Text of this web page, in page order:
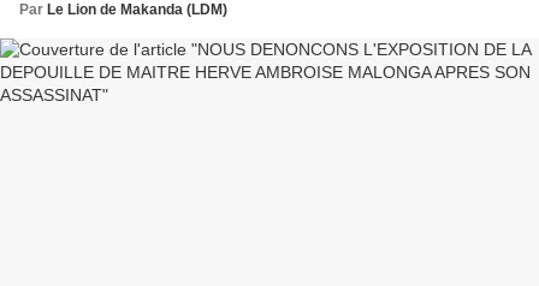
Par Le Lion de Makanda (LDM)